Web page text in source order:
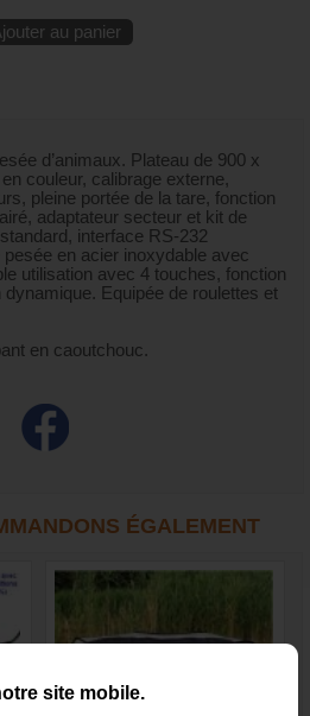
site mobile.
au panier
d’animaux. Plateau de 900 x
couleur, calibrage externe,
pleine portée de la tare, fonction
adaptateur secteur et kit de
interface RS-232
pesée en acier inoxydable avec
utilisation avec 4 touches, fonction
dynamique. Equipée de roulettes et
en caoutchouc.
ÉGALEMENT